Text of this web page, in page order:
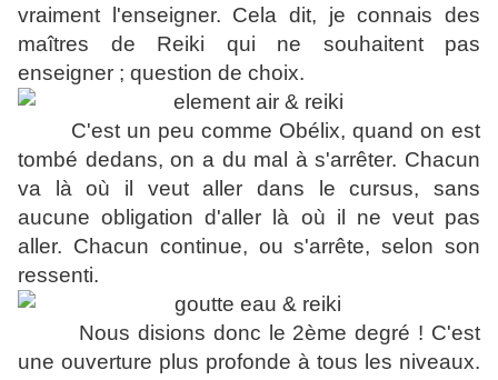
vraiment l'enseigner. Cela dit, je connais des
maîtres de Reiki qui ne souhaitent pas
enseigner ; question de choix.
C'est un peu comme Obélix, quand on est
tombé dedans, on a du mal à s'arrêter. Chacun
va là où il veut aller dans le cursus, sans
aucune obligation d'aller là où il ne veut pas
aller. Chacun continue, ou s'arrête, selon son
ressenti.
Nous disions donc le 2ème degré ! C'est
une ouverture plus profonde à tous les niveaux.